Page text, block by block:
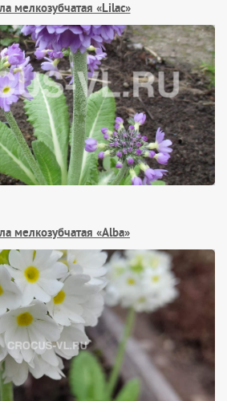
мелкозубчатая «Lilac»
мелкозубчатая «Alba»